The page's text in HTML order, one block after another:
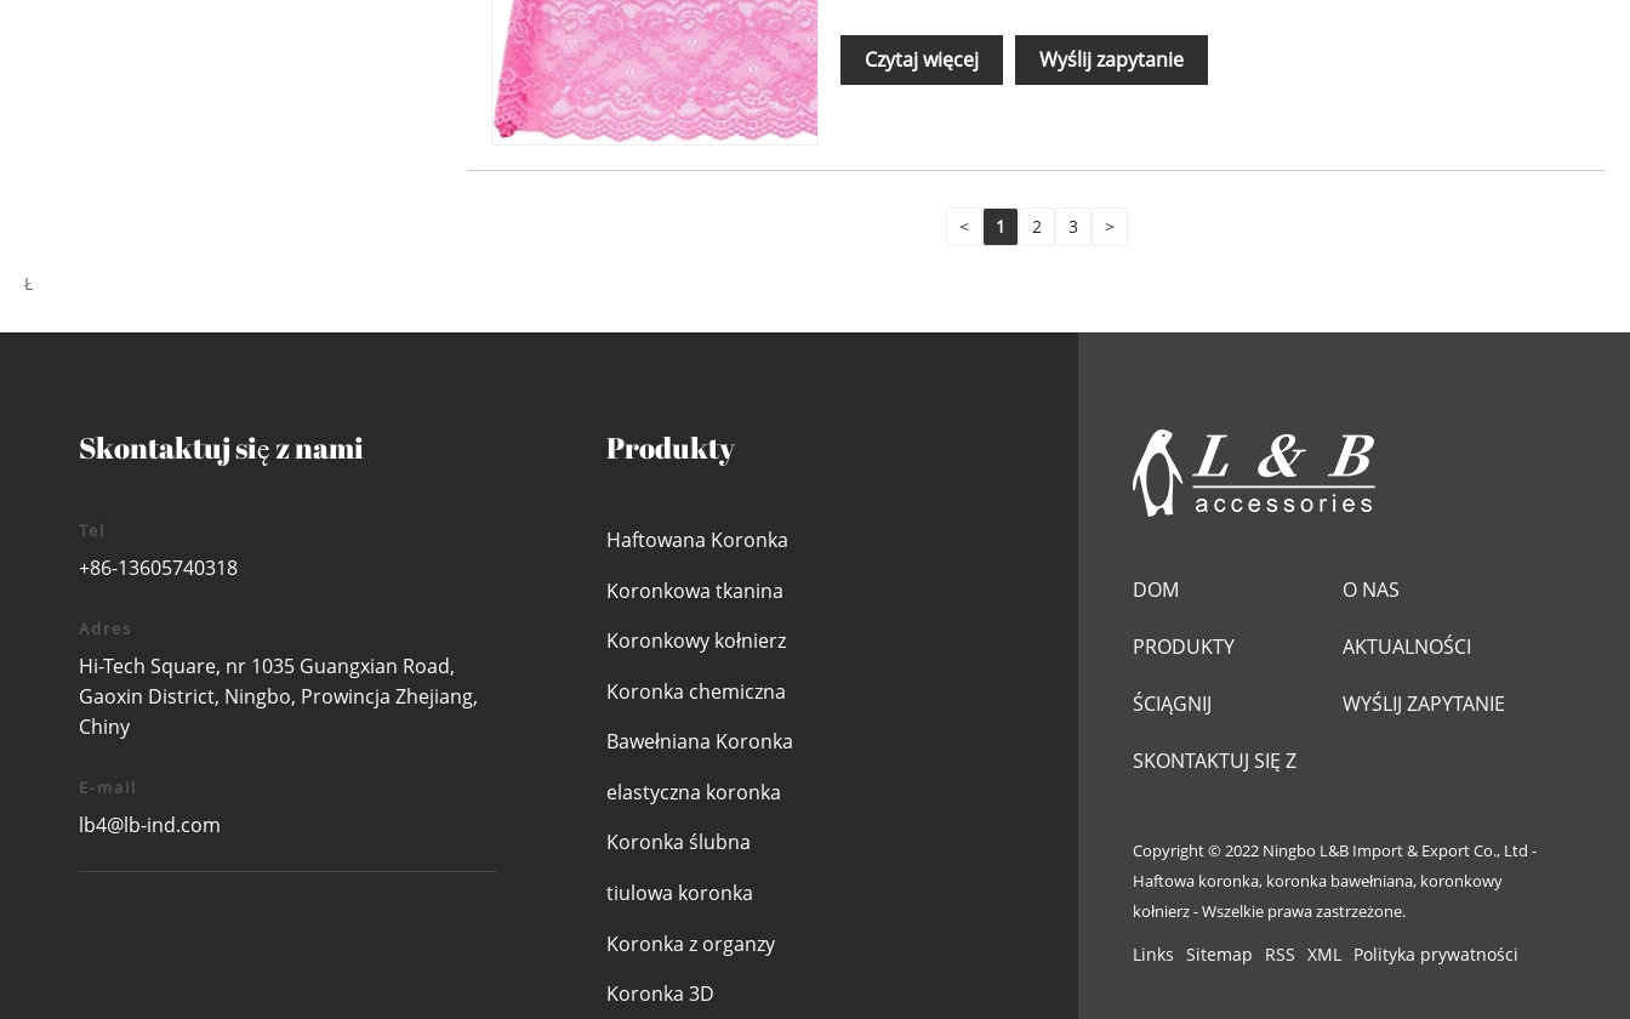
Czytaj więcej Wyślij zapytanie
< 1 2 3 >
Ł
Skontaktuj się z nami
Tel
+86-13605740318
Adres
Hi-Tech Square, nr 1035 Guangxian Road,
Gaoxin District, Ningbo, Prowincja Zhejiang,
Chiny
E-mail
lb4@lb-ind.com
Produkty
Haftowana Koronka
Koronkowa tkanina
Koronkowy kołnierz
Koronka chemiczna
Bawełniana Koronka
elastyczna koronka
Koronka ślubna
tiulowa koronka
Koronka z organzy
Koronka 3D
DOM O NAS
PRODUKTY AKTUALNOŚCI
ŚCIĄGNIJ WYŚLIJ ZAPYTANIE
SKONTAKTUJ SIĘ Z
Copyright © 2022 Ningbo L&B Import & Export Co., Ltd -
Haftowa koronka, koronka bawełniana, koronkowy
kołnierz - Wszelkie prawa zastrzeżone.
Links Sitemap RSS XML Polityka prywatności